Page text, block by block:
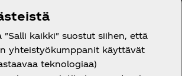
"Salli kaikki" suostut siihen, että
yhteistyökumppanit käyttävät
teknologiaa)